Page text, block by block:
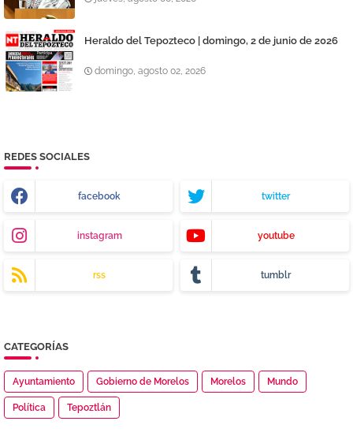
Heraldo del Tepozteco | domingo, 2 de junio de 2026
domingo, agosto 02, 2026
REDES SOCIALES
facebook twitter
instagram youtube
rss tumblr
CATEGORÍAS
Ayuntamiento Gobierno de Morelos Morelos Mundo
Política Tepoztlán